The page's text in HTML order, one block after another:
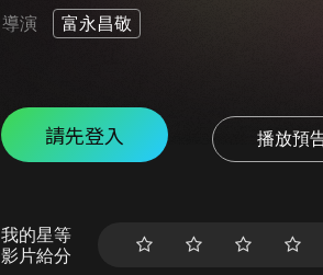
導演 富永昌敬
請先登入 播放預
我的星等
影片給分